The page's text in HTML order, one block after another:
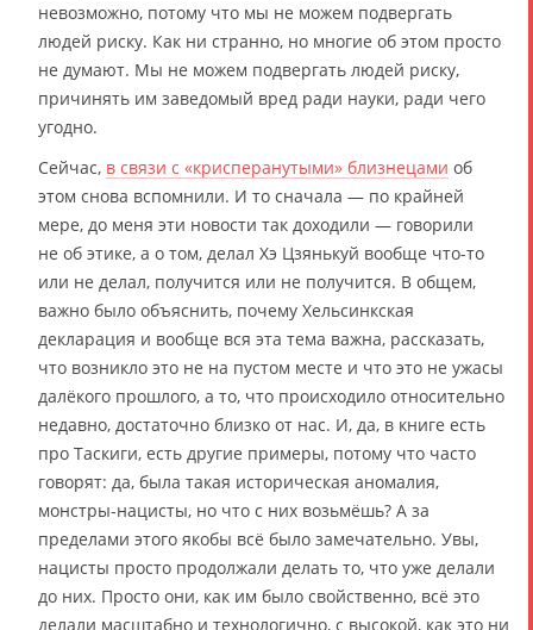
невозможно, потому что мы не можем подвергать
людей риску. Как ни странно, но многие об этом просто
не думают. Мы не можем подвергать людей риску,
причинять им заведомый вред ради науки, ради чего
угодно.
Сейчас, в связи с «крисперанутыми» близнецами об
этом снова вспомнили. И то сначала — по крайней
мере, до меня эти новости так доходили — говорили
не об этике, а о том, делал Хэ Цзянькуй вообще что-то
или не делал, получится или не получится. В общем,
важно было объяснить, почему Хельсинкская
декларация и вообще вся эта тема важна, рассказать,
что возникло это не на пустом месте и что это не ужасы
далёкого прошлого, а то, что происходило относительно
недавно, достаточно близко от нас. И, да, в книге есть
про Таскиги, есть другие примеры, потому что часто
говорят: да, была такая историческая аномалия,
монстры-нацисты, но что с них возьмёшь? А за
пределами этого якобы всё было замечательно. Увы,
нацисты просто продолжали делать то, что уже делали
до них. Просто они, как им было свойственно, всё это
делали масштабно и технологично, с высокой, как это ни